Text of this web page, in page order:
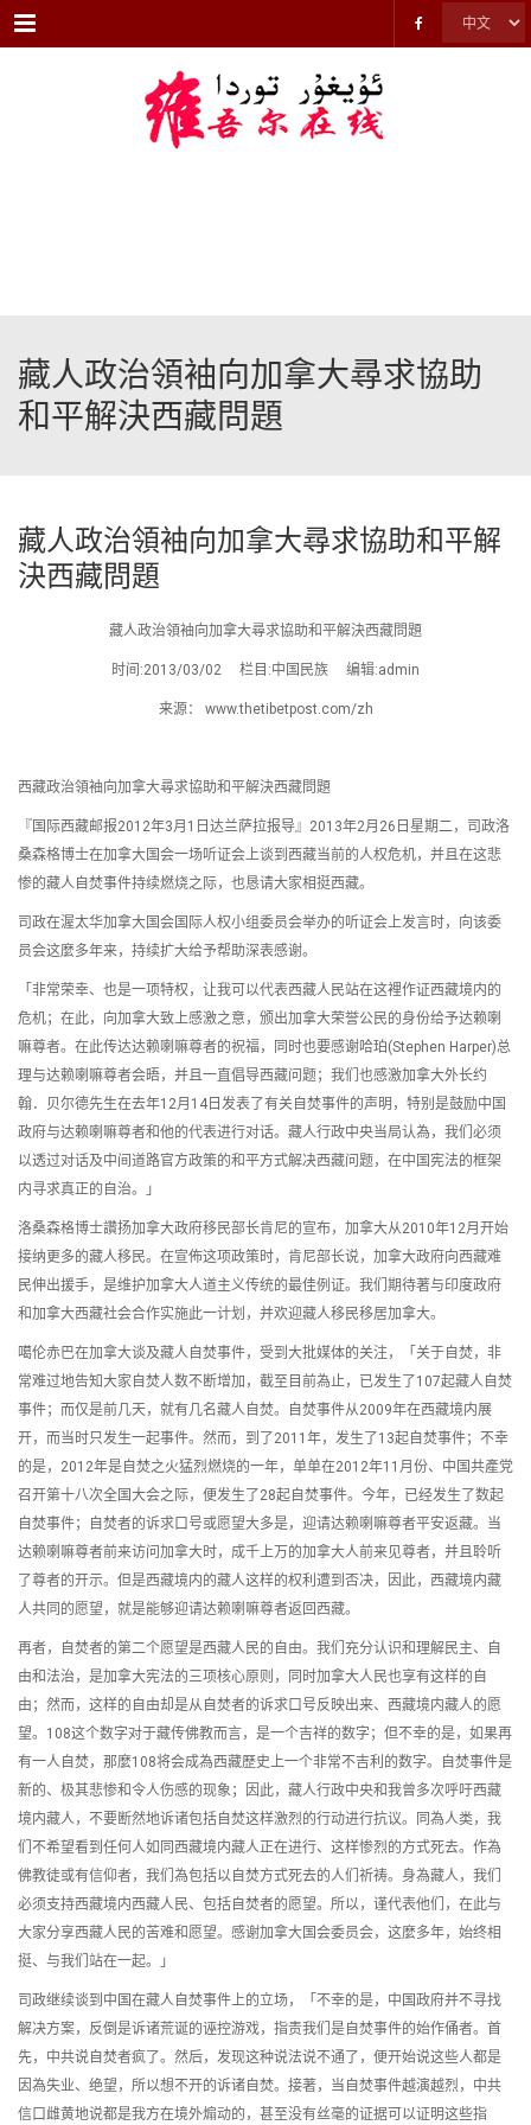
Menu
藏人政治領袖向加拿大尋求協助
和平解決西藏問題
藏人政治領袖向加拿大尋求協助和平解
決西藏問題
藏人政治領袖向加拿大尋求協助和平解決西藏問題
时间:2013/03/02 栏目:中国民族 编辑:admin
来源： www.thetibetpost.com/zh
西藏政治領袖向加拿大尋求協助和平解決西藏問題
『国际西藏邮报2012年3月1日达兰萨拉报导』2013年2月26日星期二，司政洛
桑森格博士在加拿大国会一场听证会上谈到西藏当前的人权危机，并且在这悲
惨的藏人自焚事件持续燃烧之际，也恳请大家相挺西藏。
司政在渥太华加拿大国会国际人权小组委员会举办的听证会上发言时，向该委
员会这麼多年来，持续扩大给予帮助深表感谢。
「非常荣幸、也是一项特权，让我可以代表西藏人民站在这裡作证西藏境内的
危机；在此，向加拿大致上感激之意，颁出加拿大荣誉公民的身份给予达赖喇
嘛尊者。在此传达达赖喇嘛尊者的祝福，同时也要感谢哈珀(Stephen Harper)总
理与达赖喇嘛尊者会晤，并且一直倡导西藏问题；我们也感激加拿大外长约
翰．贝尔德先生在去年12月14日发表了有关自焚事件的声明，特别是鼓励中国
政府与达赖喇嘛尊者和他的代表进行对话。藏人行政中央当局认為，我们必须
以透过对话及中间道路官方政策的和平方式解决西藏问题，在中国宪法的框架
内寻求真正的自治。」
洛桑森格博士讚扬加拿大政府移民部长肯尼的宣布，加拿大从2010年12月开始
接纳更多的藏人移民。在宣佈这项政策时，肯尼部长说，加拿大政府向西藏难
民伸出援手，是维护加拿大人道主义传统的最佳例证。我们期待著与印度政府
和加拿大西藏社会合作实施此一计划，并欢迎藏人移民移居加拿大。
噶伦赤巴在加拿大谈及藏人自焚事件，受到大批媒体的关注，「关于自焚，非
常难过地告知大家自焚人数不断增加，截至目前為止，已发生了107起藏人自焚
事件；而仅是前几天，就有几名藏人自焚。自焚事件从2009年在西藏境内展
开，而当时只发生一起事件。然而，到了2011年，发生了13起自焚事件；不幸
的是，2012年是自焚之火猛烈燃烧的一年，单单在2012年11月份、中国共產党
召开第十八次全国大会之际，便发生了28起自焚事件。今年，已经发生了数起
自焚事件；自焚者的诉求口号或愿望大多是，迎请达赖喇嘛尊者平安返藏。当
达赖喇嘛尊者前来访问加拿大时，成千上万的加拿大人前来见尊者，并且聆听
了尊者的开示。但是西藏境内的藏人这样的权利遭到否决，因此，西藏境内藏
人共同的愿望，就是能够迎请达赖喇嘛尊者返回西藏。
再者，自焚者的第二个愿望是西藏人民的自由。我们充分认识和理解民主、自
由和法治，是加拿大宪法的三项核心原则，同时加拿大人民也享有这样的自
由；然而，这样的自由却是从自焚者的诉求口号反映出来、西藏境内藏人的愿
望。108这个数字对于藏传佛教而言，是一个吉祥的数字；但不幸的是，如果再
有一人自焚，那麼108将会成為西藏歷史上一个非常不吉利的数字。自焚事件是
新的、极其悲惨和令人伤感的现象；因此，藏人行政中央和我曾多次呼吁西藏
境内藏人，不要断然地诉诸包括自焚这样激烈的行动进行抗议。同為人类，我
们不希望看到任何人如同西藏境内藏人正在进行、这样惨烈的方式死去。作為
佛教徒或有信仰者，我们為包括以自焚方式死去的人们祈祷。身為藏人，我们
必须支持西藏境内西藏人民、包括自焚者的愿望。所以，谨代表他们，在此与
大家分享西藏人民的苦难和愿望。感谢加拿大国会委员会，这麼多年，始终相
挺、与我们站在一起。」
司政继续谈到中国在藏人自焚事件上的立场，「不幸的是，中国政府并不寻找
解决方案，反倒是诉诸荒诞的诬控游戏，指责我们是自焚事件的始作俑者。首
先，中共说自焚者疯了。然后，发现这种说法说不通了，便开始说这些人都是
因為失业、绝望，所以想不开的诉诸自焚。接著，当自焚事件越演越烈，中共
信口雌黄地说都是我方在境外煽动的，甚至没有丝毫的证据可以证明这些指